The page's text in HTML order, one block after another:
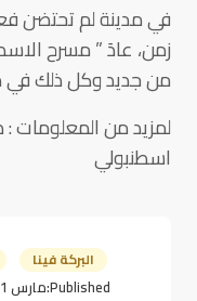
في مدينة لم تحتضن
زمن، عادَ ” مسرح
من جديد وكل ذلك
لمزيد من
اسطنبولي
البركة فينا
Published:مارس 01, 2014